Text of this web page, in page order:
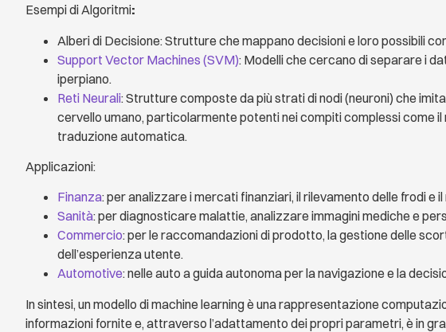
Esempi di Algoritmi:
Alberi di Decisione: Strutture che mappano decisioni e loro possibili
Support Vector Machines (SVM): Modelli che cercano di separare i
iperpiano.
Reti Neurali: Strutture composte da più strati di nodi (neuroni) che
cervello umano, particolarmente potenti nei compiti complessi come
traduzione automatica.
Applicazioni:
Finanza: per analizzare i mercati finanziari, il rilevamento delle frodi e
Sanità: per diagnosticare malattie, analizzare immagini mediche e
Commercio: per le raccomandazioni di prodotto, la gestione delle
dell’esperienza utente.
Automotive: nelle auto a guida autonoma per la navigazione e la
In sintesi, un modello di machine learning è una rappresentazione
informazioni fornite e, attraverso l’adattamento dei propri parametri, è in